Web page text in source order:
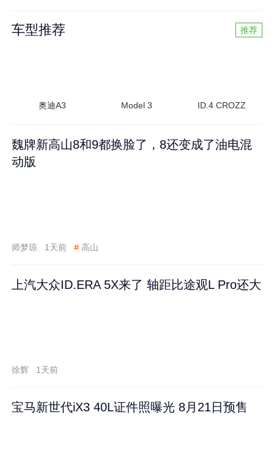
车型推荐 推荐
奥迪A3 Model 3 ID.4 CROZZ
魏牌新高山8和9都换脸了，8还变成了油电混
动版
师梦琼 1天前 # 高山
上汽大众ID.ERA 5X来了 轴距比途观L Pro还大
徐辉 1天前
宝马新世代iX3 40L证件照曝光 8月21日预售